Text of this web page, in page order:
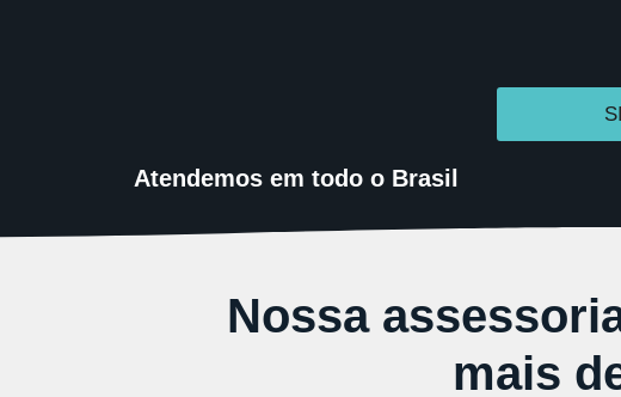
Atendemos em todo o Brasil
Nossa
mais